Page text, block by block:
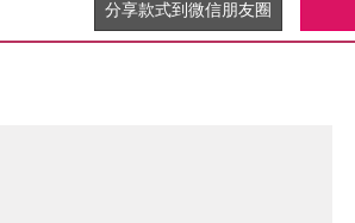
分享款式到微信朋友圈